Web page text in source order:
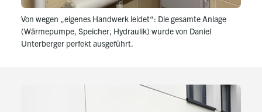
Von wegen „eigenes Handwerk leidet“: Die gesamte Anlage
(Wärmepumpe, Speicher, Hydraulik) wurde von Daniel
Unterberger perfekt ausgeführt.